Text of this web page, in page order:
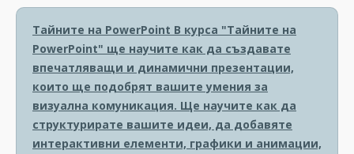
Тайните на PowerPoint В курса "Тайните на
PowerPoint" ще научите как да създавате
впечатляващи и динамични презентации,
които ще подобрят вашите умения за
визуална комуникация. Ще научите как да
структурирате вашите идеи, да добавяте
интерактивни елементи, графики и анимации,